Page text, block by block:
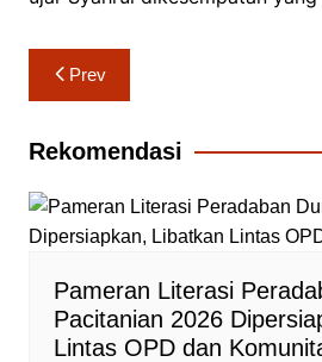
Navigasi
pos
Prev
Rekomendasi
Pameran Literasi
Pacitanian 2026
Lintas OPD dan